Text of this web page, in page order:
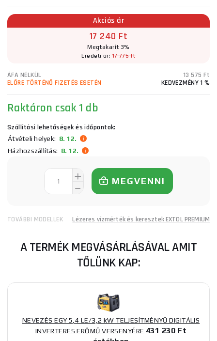
Akciós ár
17 240 Ft
Megtakarít 3%
Eredeti ár:17 775 Ft
ÁFA NÉLKÜL
13 575 Ft
ELŐRE TÖRTÉNŐ FIZETÉS ESETÉN
KEDVEZMÉNY 1 %
Raktáron csak 1 db
Szállítási lehetőségek és időpontok:
Átvételi helyek: 8. 12.
Házhozszállítás: 8. 12.
MEGVENNI
TOVÁBBI MODELLEK Lézeres vízmérték és keresztek EXTOL PREMIUM
A TERMÉK MEGVÁSÁRLÁSÁVAL AMIT
TŐLÜNK KAP:
NEVEZÉS EGY 5,4 LE/3,2 kW TELJESÍTMÉNYŰ DIGITÁLIS
INVERTERES ERŐMŰ VERSENYÉRE 431 230 Ft